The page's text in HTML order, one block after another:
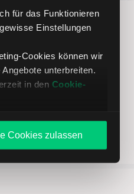
für das Funktionieren
Einstellungen
Cookies können wir
unterbreiten.
in den Cookie-
Cookies zulassen